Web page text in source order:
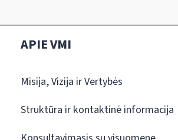
APIE VMI
Misija, Vizija ir Vertybės
Struktūra ir kontaktinė informacija